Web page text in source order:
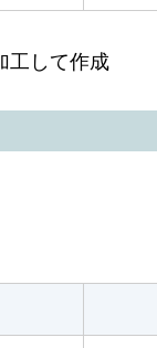
工して作成